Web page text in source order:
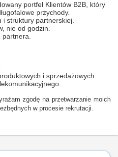
portfel Klientów B2B, który
przychody.
i struktury partnerskiej.
nie od godzin.
i sprzedażowych.
zgodę na przetwarzanie moich
w procesie rekrutacji.